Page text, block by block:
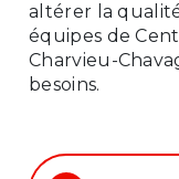
altérer la
équipes de
Charvieu-
besoins.